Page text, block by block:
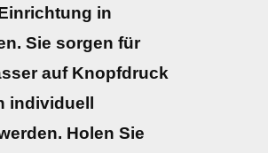
in
Sie sorgen für
auf Knopfdruck
individuell
Holen Sie